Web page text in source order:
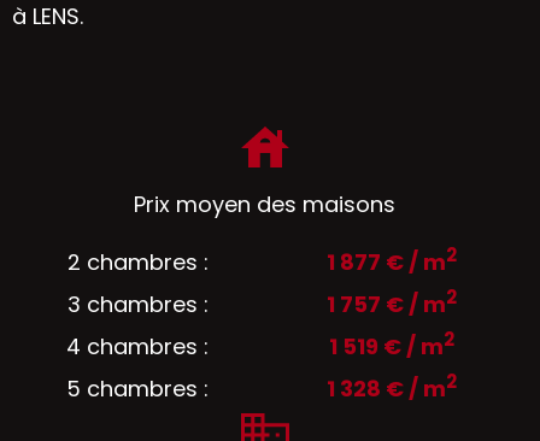
à LENS.
Prix moyen des maisons
2 chambres :
1 877 € / m2
3 chambres : 1 757 € / m2
4 chambres : 1 519 € / m2
5 chambres : 1 328 € / m2